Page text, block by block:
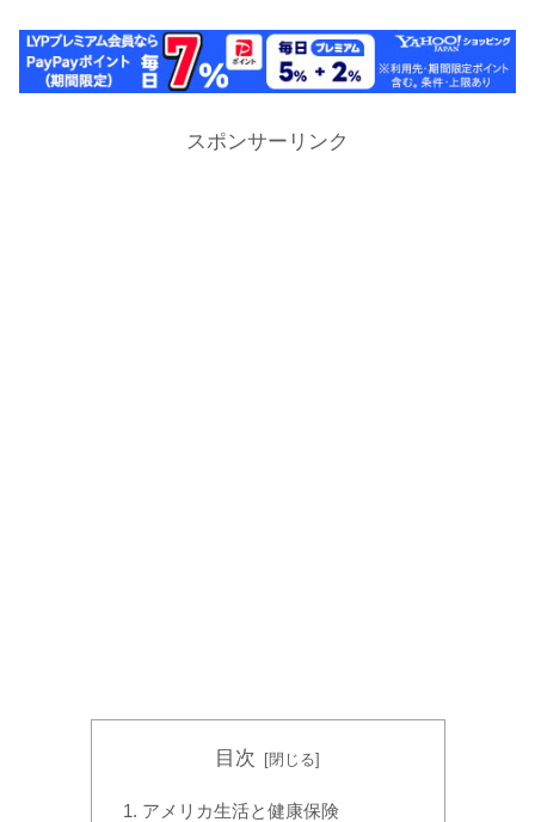
スポンサーリンク
目次
アメリカ生活と健康保険